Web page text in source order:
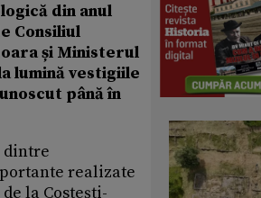
din anul
Consiliul
și Ministerul
lumină vestigiile
până în
dintre
realizate
la Costești-